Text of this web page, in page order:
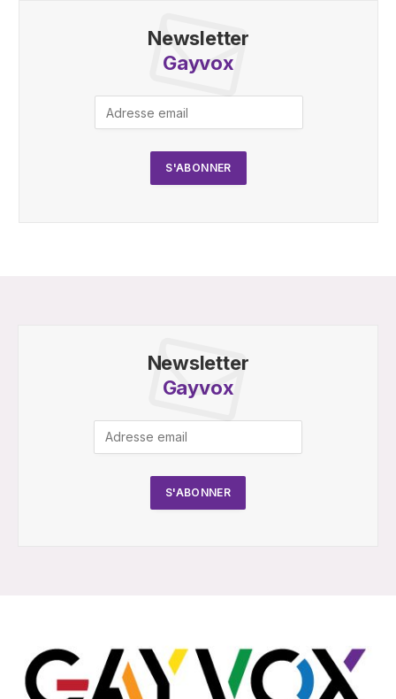
Newsletter
Gayvox
Newsletter
Gayvox